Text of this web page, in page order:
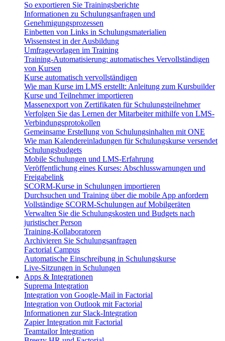
So exportieren Sie Trainingsberichte
Informationen zu Schulungsanfragen und
Genehmigungsprozessen
Einbetten von Links in Schulungsmaterialien
Wissenstest in der Ausbildung
Umfragevorlagen im Training
Training-Automatisierung: automatisches Vervollständigen
von Kursen
Kurse automatisch vervollständigen
Wie man Kurse im LMS erstellt: Anleitung zum Kursbuilder
Kurse und Teilnehmer importieren
Massenexport von Zertifikaten für Schulungsteilnehmer
Verfolgen Sie das Lernen der Mitarbeiter mithilfe von LMS-
Verbindungsprotokollen
Gemeinsame Erstellung von Schulungsinhalten mit ONE
Wie man Kalendereinladungen für Schulungskurse versendet
Schulungsbudgets
Mobile Schulungen und LMS-Erfahrung
Veröffentlichung eines Kurses: Abschlusswarnungen und
Freigabelink
SCORM-Kurse in Schulungen importieren
Durchsuchen und Training über die mobile App anfordern
Vollständige SCORM-Schulungen auf Mobilgeräten
Verwalten Sie die Schulungskosten und Budgets nach
juristischer Person
Training-Kollaboratoren
Archivieren Sie Schulungsanfragen
Factorial Campus
Automatische Einschreibung in Schulungskurse
Live-Sitzungen in Schulungen
Apps & Integrationen
Suprema Integration
Integration von Google-Mail in Factorial
Integration von Outlook mit Factorial
Informationen zur Slack-Integration
Zapier Integration mit Factorial
Teamtailor Integration